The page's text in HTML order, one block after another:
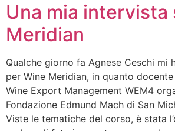
Una mia intervista
Meridian
Qualche giorno fa Agnese Ceschi mi
per Wine Meridian, in quanto
Wine Export Management WEM4
Fondazione Edmund Mach di San
Viste le tematiche del corso, è stata